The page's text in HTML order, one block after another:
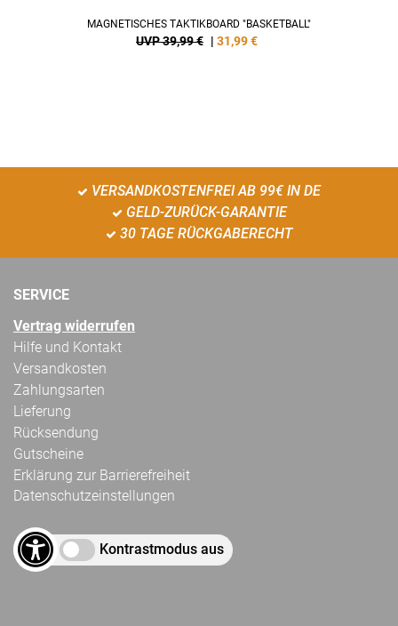
MAGNETISCHES TAKTIKBOARD "BASKETBALL"
UVP 39,99 € | 31,99€
VERSANDKOSTENFREI AB 99€ IN DE
GELD-ZURÜCK-GARANTIE
30 TAGE RÜCKGABERECHT
SERVICE
Vertrag widerrufen
Hilfe und Kontakt
Versandkosten
Zahlungsarten
Lieferung
Rücksendung
Gutscheine
Erklärung zur Barrierefreiheit
Datenschutzeinstellungen
Kontrastmodus aus